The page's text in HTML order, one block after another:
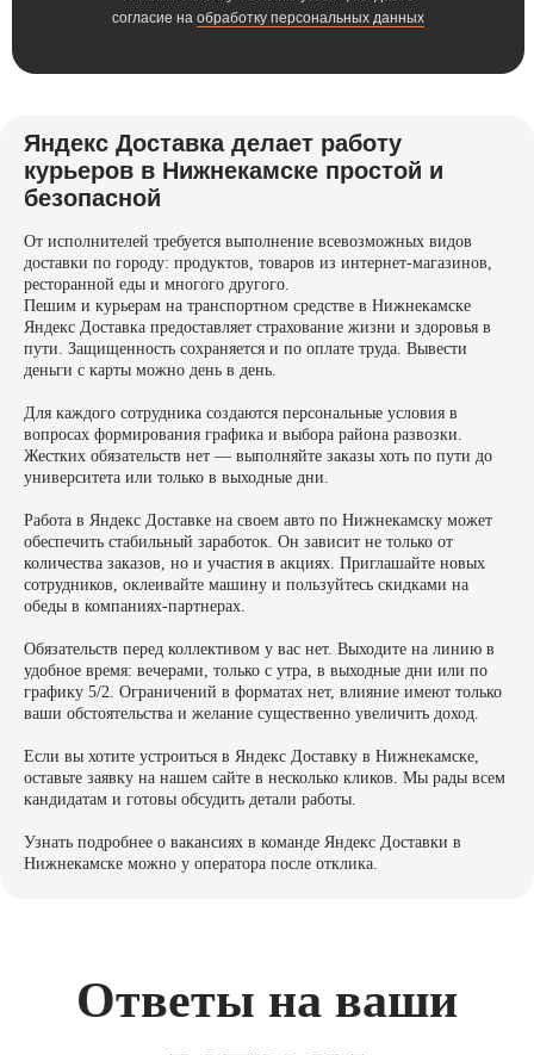
согласие на обработку персональных данных
Яндекс Доставка делает работу
курьеров в Нижнекамске простой и
безопасной
От исполнителей требуется выполнение всевозможных видов
доставки по городу: продуктов, товаров из интернет-магазинов,
ресторанной еды и многого другого.
Пешим и курьерам на транспортном средстве в Нижнекамске
Яндекс Доставка предоставляет страхование жизни и здоровья в
пути. Защищенность сохраняется и по оплате труда. Вывести
деньги с карты можно день в день.
Для каждого сотрудника создаются персональные условия в
вопросах формирования графика и выбора района развозки.
Жестких обязательств нет — выполняйте заказы хоть по пути до
университета или только в выходные дни.
Работа в Яндекс Доставке на своем авто по Нижнекамску может
обеспечить стабильный заработок. Он зависит не только от
количества заказов, но и участия в акциях. Приглашайте новых
сотрудников, оклеивайте машину и пользуйтесь скидками на
обеды в компаниях-партнерах.
Обязательств перед коллективом у вас нет. Выходите на линию в
удобное время: вечерами, только с утра, в выходные дни или по
графику 5/2. Ограничений в форматах нет, влияние имеют только
ваши обстоятельства и желание существенно увеличить доход.
Если вы хотите устроиться в Яндекс Доставку в Нижнекамске,
оставьте заявку на нашем сайте в несколько кликов. Мы рады всем
кандидатам и готовы обсудить детали работы.
Узнать подробнее о вакансиях в команде Яндекс Доставки в
Нижнекамске можно у оператора после отклика.
Ответы на ваши